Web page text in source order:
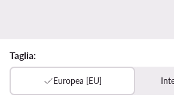
Taglia:
Europea [EU]